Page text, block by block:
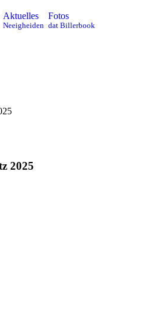
Aktuelles
Neeigheiden
Fotos
dat Billerbook
2025